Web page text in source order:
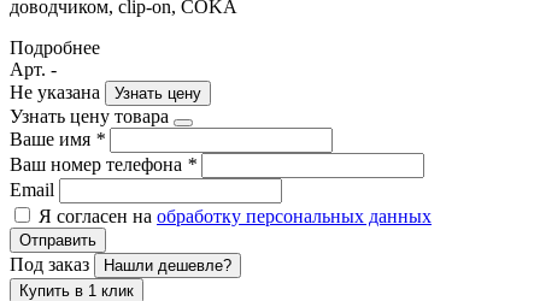
доводчиком, clip-on, COKA
Подробнее
Арт. -
Не указана
Узнать цену
Узнать цену товара
Ваше имя *
Ваш номер телефона *
Email
Я согласен на обработку персональных данных
Отправить
Под заказ
Нашли дешевле?
Купить в 1 клик